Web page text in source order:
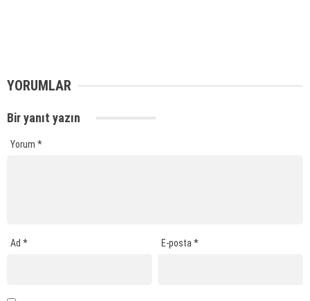
YORUMLAR
Bir yanıt yazın
Yorum *
Ad * E-posta*